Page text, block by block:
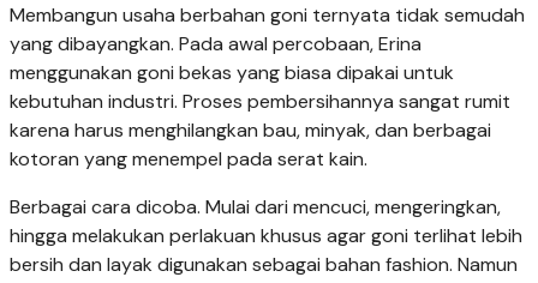
Membangun usaha berbahan goni ternyata tidak semudah
yang dibayangkan. Pada awal percobaan, Erina
menggunakan goni bekas yang biasa dipakai untuk
kebutuhan industri. Proses pembersihannya sangat rumit
karena harus menghilangkan bau, minyak, dan berbagai
kotoran yang menempel pada serat kain.
Berbagai cara dicoba. Mulai dari mencuci, mengeringkan,
hingga melakukan perlakuan khusus agar goni terlihat lebih
bersih dan layak digunakan sebagai bahan fashion. Namun